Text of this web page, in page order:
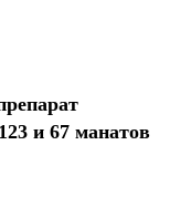
и 67 манатов